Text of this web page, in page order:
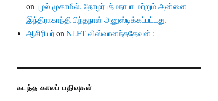
onபுழல் முகாமில், தோழர்பத்மநாபா மற்றும் அன்னை
இந்திராகாந்தி பிந்தநாள் அனுஸ்டிக்கப்பட்டது.
ஆசிரியர்onNLFT விஸ்வானந்ததேவன் :
கடந்த காலப் பதிவுகள்